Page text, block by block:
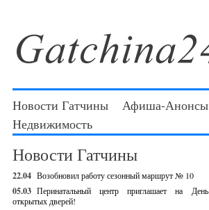
Новости Гатчины Афиша-Анонсы
Недвижимость
Новости Гатчины
22.04 Возобновил работу сезонный маршрут № 10
05.03 Перинатальный центр приглашает на День
открытых дверей!